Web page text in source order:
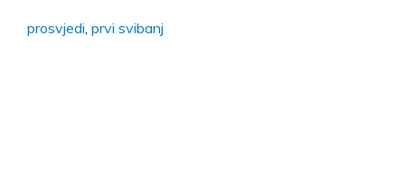
prosvjedi prvi svibanj